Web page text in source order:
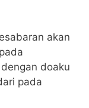
akan
doaku
pada